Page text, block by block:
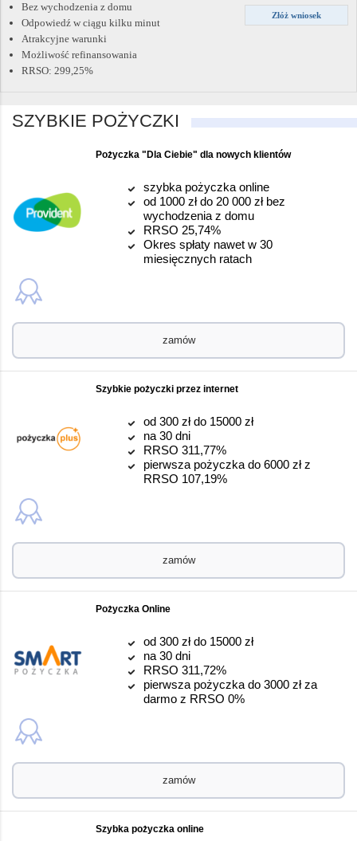
Złóż wniosek
Bez wychodzenia z domu
Odpowiedź w ciągu kilku minut
Atrakcyjne warunki
Możliwość refinansowania
RRSO: 299,25%
SZYBKIE POŻYCZKI
Pożyczka "Dla Ciebie" dla nowych klientów
szybka pożyczka online
od 1000 zł do 20 000 zł bez
wychodzenia z domu
RRSO 25,74%
Okres spłaty nawet w 30
miesięcznych ratach
zamów
Szybkie pożyczki przez internet
od 300 zł do 15000 zł
na 30 dni
RRSO 311,77%
pierwsza pożyczka do 6000 zł z
RRSO 107,19%
zamów
Pożyczka Online
od 300 zł do 15000 zł
na 30 dni
RRSO 311,72%
pierwsza pożyczka do 3000 zł za
darmo z RRSO 0%
zamów
Szybka pożyczka online